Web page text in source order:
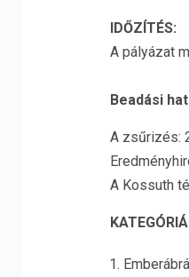
IDŐZÍTÉS:
A pályázat
Beadási
A zsűrizés:
A Kossuth